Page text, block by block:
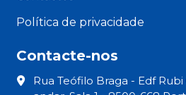
Política de privacidade
Contacte-nos
Rua Teófilo Braga - Edf